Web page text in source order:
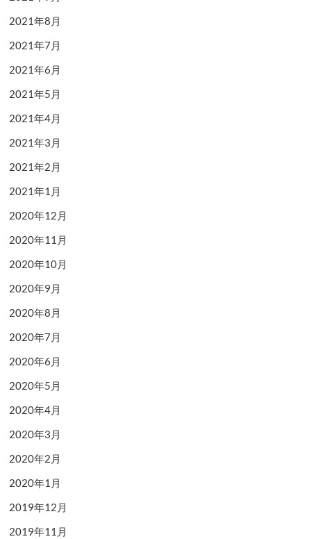
2021年8月
2021年7月
2021年6月
2021年5月
2021年4月
2021年3月
2021年2月
2021年1月
2020年12月
2020年11月
2020年10月
2020年9月
2020年8月
2020年7月
2020年6月
2020年5月
2020年4月
2020年3月
2020年2月
2020年1月
2019年12月
2019年11月